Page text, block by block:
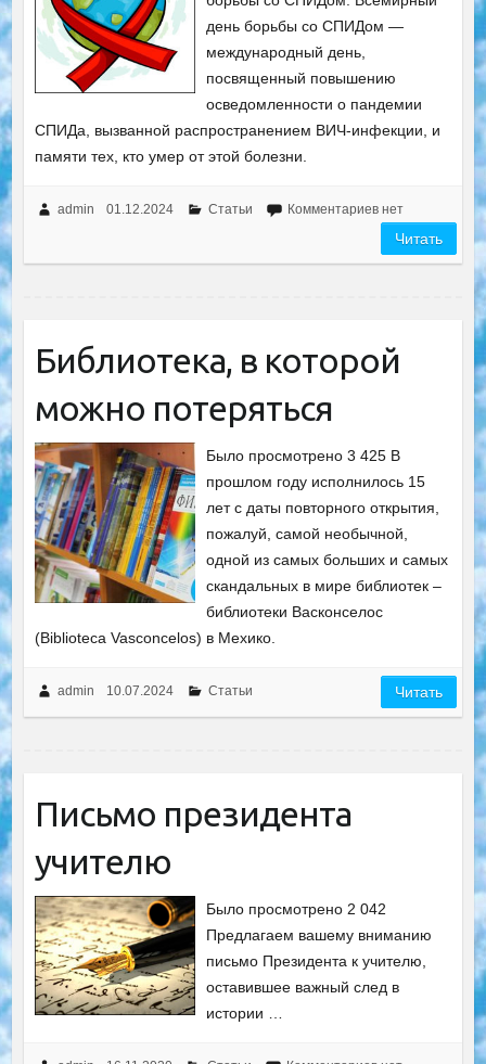
день борьбы со СПИДом —
международный день,
посвященный повышению
осведомленности о пандемии
СПИДа, вызванной распространением ВИЧ-инфекции, и
памяти тех, кто умер от этой болезни.
admin 01.12.2024 Статьи Комментариев нет
Читать
Библиотека, в которой
можно потеряться
Было просмотрено 3 425 В
прошлом году исполнилось 15
лет c даты повторного открытия,
пожалуй, самой необычной,
одной из самых больших и самых
скандальных в мире библиотек –
библиотеки Васконселос
(Biblioteca Vasconcelos) в Мехико.
admin 10.07.2024 Статьи Читать
Письмо президента
учителю
Было просмотрено 2 042
Предлагаем вашему вниманию
письмо Президента к учителю,
оставившее важный след в
истории …